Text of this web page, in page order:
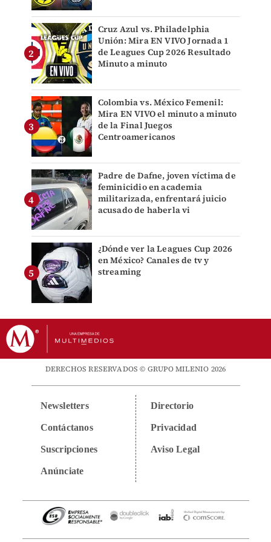
Cruz Azul vs. Philadelphia
Unión: Mira EN VIVO Jornada 1
de Leagues Cup 2026 Resultado
Minuto a minuto
Colombia vs. México Femenil:
Mira EN VIVO el minuto a minuto
de la Final Juegos
Centroamericanos
Padre de Dafne, joven víctima de
feminicidio en academia
militarizada, enfrentará juicio
acusado de haberla vi
¿Dónde ver la Leagues Cup 2026
en México? Canales de tv y
streaming
DERECHOS RESERVADOS © GRUPO MILENIO 2026
Newsletters
Contáctanos
Suscripciones
Anúnciate
Directorio
Privacidad
Aviso Legal